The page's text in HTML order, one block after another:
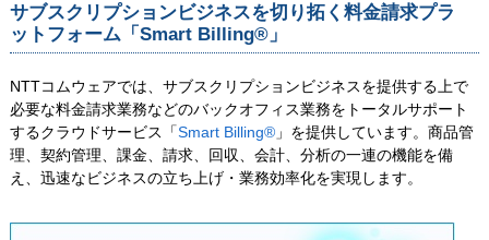
サブスクリプションビジネスを切り拓く料金請求プラ
ットフォーム「Smart Billing®」
NTTコムウェアでは、サブスクリプションビジネスを提供する上で
必要な料金請求業務などのバックオフィス業務をトータルサポート
するクラウドサービス「Smart Billing®」を提供しています。商品管
理、契約管理、課金、請求、回収、会計、分析の一連の機能を備
え、迅速なビジネスの立ち上げ・業務効率化を実現します。